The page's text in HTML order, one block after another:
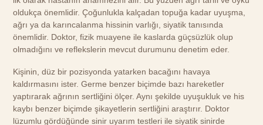
oldukça önemlidir. Çoğunlukla kalçadan topuğa kadar uyuşma,
ağrı ya da karıncalanma hissinin varlığı, siyatik tanısında
önemlidir. Doktor, fizik muayene ile kaslarda güçsüzlük olup
olmadığını ve reflekslerin mevcut durumunu denetim eder.
Kişinin, düz bir pozisyonda yatarken bacağını havaya
kaldırmasını ister. Germe benzer biçimde bazı hareketler
yaptırarak ağrının sertliğini ölçer. Aynı şekilde uyuşukluk ve his
kaybı benzer biçimde şikayetlerin sertliğini araştırır. Doktor
lüzumlu gördüğünde sinir uyarım testleri ile siyatik sinirde